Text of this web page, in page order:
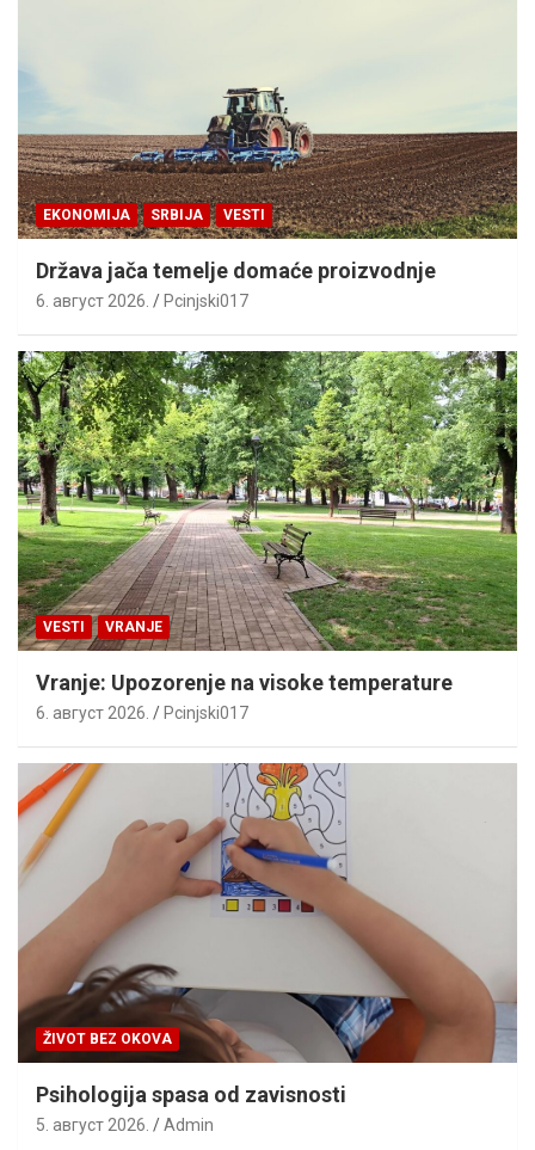
EKONOMIJA SRBIJA VESTI
Država jača temelje domaće proizvodnje
6. август 2026. Pcinjski017
VESTI VRANJE
Vranje: Upozorenje na visoke temperature
6. август 2026. Pcinjski017
ŽIVOT BEZ OKOVA
Psihologija spasa od zavisnosti
5. август 2026. Admin